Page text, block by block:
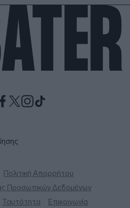
Πολιτική Απορρήτου
Προσωπικών Δεδομένων
Ταυτότητα Επικοινωνία